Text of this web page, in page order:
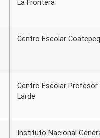
La Frontera
Centro Escolar
Centro Escolar Profesor
Larde
Instituto Nacional